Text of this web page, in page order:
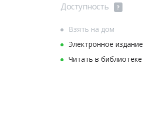
Доступность ?
Взять на дом
Электронное издание
Читать в библиотеке